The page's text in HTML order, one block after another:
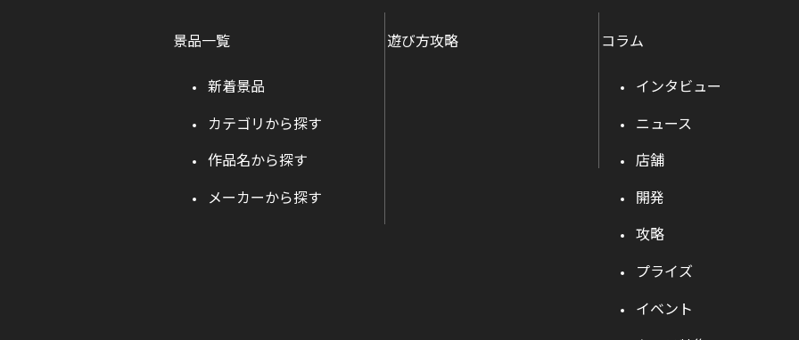
景品一覧
新着景品
カテゴリから探す
作品名から探す
メーカーから探す
遊び方攻略 コラム
インタビュー
ニュース
店舗
開発
攻略
プライズ
イベント